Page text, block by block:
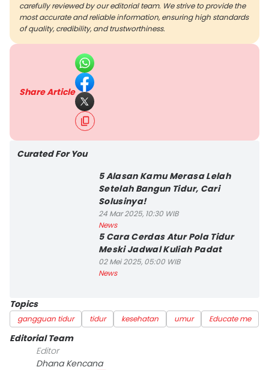
carefully reviewed by our editorial team. We strive to provide the
most accurate and reliable information, ensuring high standards
of quality, credibility, and trustworthiness.
Share Article
Curated For You
5 Alasan Kamu Merasa Lelah
Setelah Bangun Tidur, Cari
Solusinya!
24 Mar 2025, 10:30 WIB
News
5 Cara Cerdas Atur Pola Tidur
Meski Jadwal Kuliah Padat
02 Mei 2025, 05:00 WIB
News
Topics
gangguan tidur tidur kesehatan umur Educate me
Editorial Team
Editor
Dhana Kencana